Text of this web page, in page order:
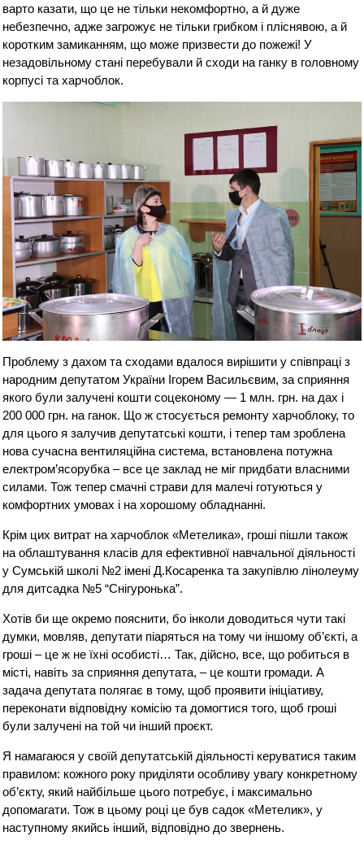
варто казати, що це не тільки некомфортно, а й дуже
небезпечно, адже загрожує не тільки грибком і пліснявою, а й
коротким замиканням, що може призвести до пожежі! У
незадовільному стані перебували й сходи на ганку в головному
корпусі та харчоблок.
Проблему з дахом та сходами вдалося вирішити у співпраці з
народним депутатом України Ігорем Васильєвим, за сприяння
якого були залучені кошти соцеконому — 1 млн. грн. на дах і
200 000 грн. на ганок. Що ж стосується ремонту харчоблоку, то
для цього я залучив депутатські кошти, і тепер там зроблена
нова сучасна вентиляційна система, встановлена потужна
електром’ясорубка – все це заклад не міг придбати власними
силами. Тож тепер смачні страви для малечі готуються у
комфортних умовах і на хорошому обладнанні.
Крім цих витрат на харчоблок «Метелика», гроші пішли також
на облаштування класів для ефективної навчальної діяльності
у Сумській школі №2 імені Д.Косаренка та закупівлю лінолеуму
для дитсадка №5 “Снігуронька”.
Хотів би ще окремо пояснити, бо інколи доводиться чути такі
думки, мовляв, депутати піаряться на тому чи іншому об’єкті, а
гроші – це ж не їхні особисті… Так, дійсно, все, що робиться в
місті, навіть за сприяння депутата, – це кошти громади. А
задача депутата полягає в тому, щоб проявити ініціативу,
переконати відповідну комісію та домогтися того, щоб гроші
були залучені на той чи інший проєкт.
Я намагаюся у своїй депутатській діяльності керуватися таким
правилом: кожного року приділяти особливу увагу конкретному
об’єкту, який найбільше цього потребує, і максимально
допомагати. Тож в цьому році це був садок «Метелик», у
наступному якийсь інший, відповідно до звернень.